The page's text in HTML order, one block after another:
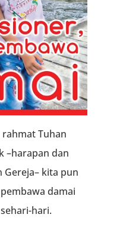
Tuhan
–harapan dan
Gereja– kita pun
damai
hari.